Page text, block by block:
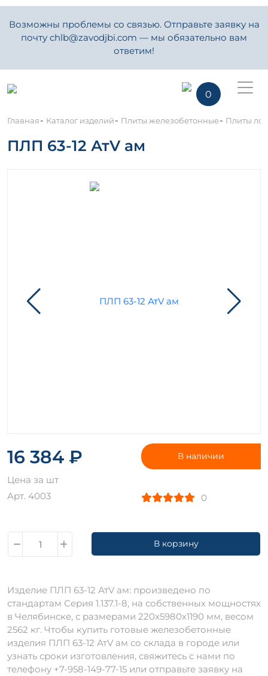
Возможны проблемы со связью. Отправьте заявку на
почту chlb@zavodjbi.com — мы обязательно вам
ответим!
0
Главная- Каталог изделий- Плиты железобетонные- Плиты
ПЛП 63-12 АтV ам
16 384 ₽
Цена за шт
Арт. 4003
В наличии
0
В корзину
Изделие ПЛП 63-12 АтV ам: произведено по
стандартам Серия 1.137.1-8, на собственных мощностях
в Челябинске, с размерами 220х5980х1190 мм, весом
2562 кг. Чтобы купить готовые железобетонные
изделия ПЛП 63-12 АтV ам со склада в городе или
узнать сроки изготовления, свяжитесь с нами по
телефону +7-958-149-77-15 или отправьте заявку на